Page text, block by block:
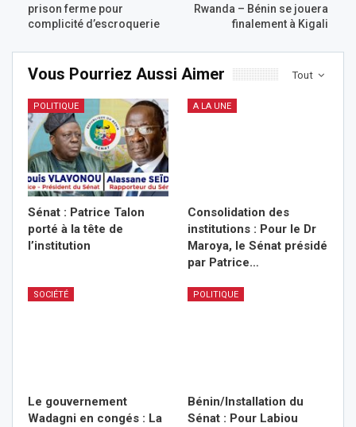
prison ferme pour
complicité d’escroquerie
Rwanda – Bénin se jouera
finalement à Kigali
Tout
Vous Pourriez Aussi Aimer
POLITIQUE
Sénat : Patrice Talon
porté à la tête de
l’institution
A LA UNE
Consolidation des
institutions : Pour le Dr
Maroya, le Sénat présidé
par Patrice…
SOCIÉTÉ
Le gouvernement
Wadagni en congés : La
POLITIQUE
Bénin/Installation du
Sénat : Pour Labiou